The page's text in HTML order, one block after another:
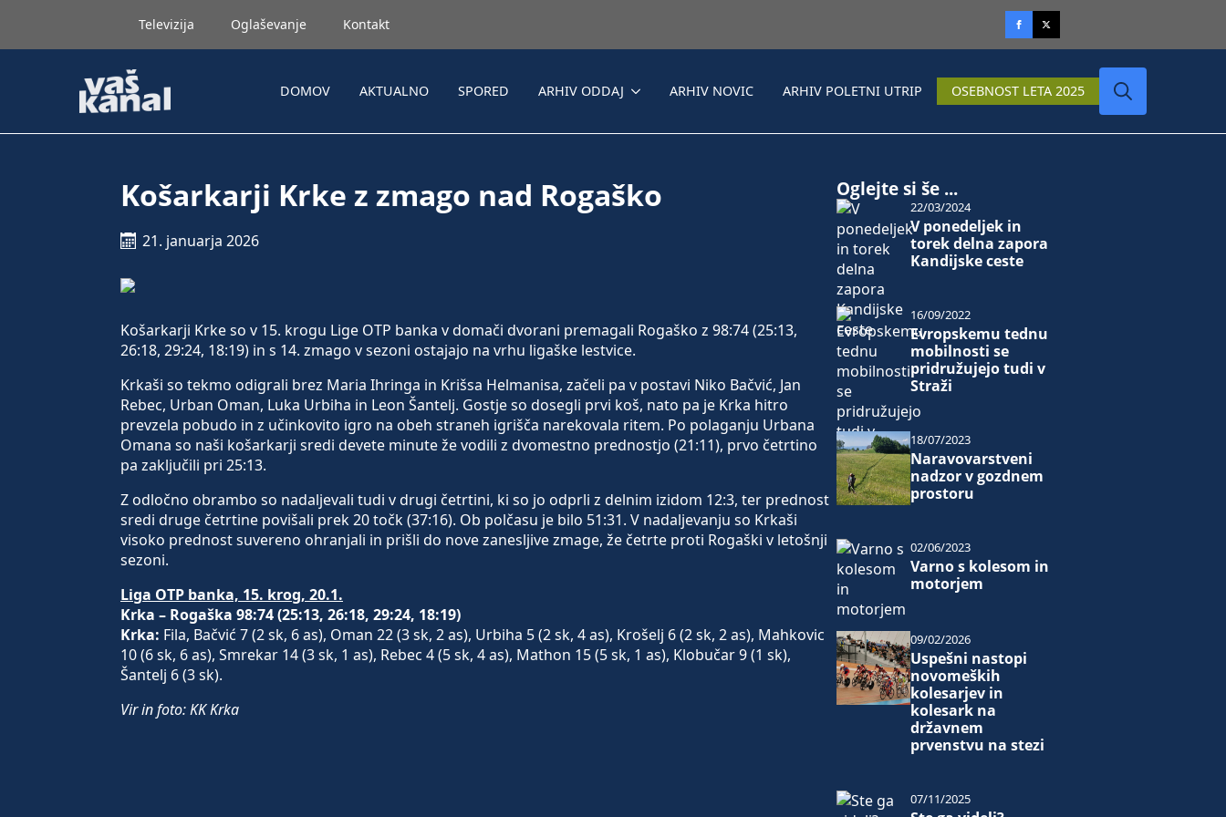
Televizija Oglaševanje Kontakt
DOMOV AKTUALNO SPORED ARHIV ODDAJ ARHIV NOVIC ARHIV POLETNI UTRIP OSEBNOST LETA 2025
Košarkarji Krke z zmago nad Rogaško
21. januarja 2026
Košarkarji Krke so v 15. krogu Lige OTP banka v domači dvorani premagali Rogaško z 98:74 (25:13,
26:18, 29:24, 18:19) in s 14. zmago v sezoni ostajajo na vrhu ligaške lestvice.
Krkaši so tekmo odigrali brez Maria Ihringa in Krišsa Helmanisa, začeli pa v postavi Niko Bačvić, Jan
Rebec, Urban Oman, Luka Urbiha in Leon Šantelj. Gostje so dosegli prvi koš, nato pa je Krka hitro
prevzela pobudo in z učinkovito igro na obeh straneh igrišča narekovala ritem. Po polaganju Urbana
Omana so naši košarkarji sredi devete minute že vodili z dvomestno prednostjo (21:11), prvo četrtino
pa zaključili pri 25:13.
Z odločno obrambo so nadaljevali tudi v drugi četrtini, ki so jo odprli z delnim izidom 12:3, ter prednost
sredi druge četrtine povišali prek 20 točk (37:16). Ob polčasu je bilo 51:31. V nadaljevanju so Krkaši
visoko prednost suvereno ohranjali in prišli do nove zanesljive zmage, že četrte proti Rogaški v letošnji
sezoni.
Liga OTP banka, 15. krog, 20.1.
Krka – Rogaška 98:74 (25:13, 26:18, 29:24, 18:19)
Krka: Fila, Bačvić 7 (2 sk, 6 as), Oman 22 (3 sk, 2 as), Urbiha 5 (2 sk, 4 as), Krošelj 6 (2 sk, 2 as), Mahkovic
10 (6 sk, 6 as), Smrekar 14 (3 sk, 1 as), Rebec 4 (5 sk, 4 as), Mathon 15 (5 sk, 1 as), Klobučar 9 (1 sk),
Šantelj 6 (3 sk).
Vir in foto: KK Krka
Oglejte si še ...
V ponedeljek in
torek delna zapora
Kandijske ceste
22/03/2024
Evropskemu tednu
mobilnosti se
pridružujejo tudi v
Straži
16/09/2022
Naravovarstveni
nadzor v gozdnem
prostoru
18/07/2023
Varno s kolesom in
motorjem
02/06/2023
Uspešni nastopi
novomeških
kolesarjev in
kolesark na
državnem
prvenstvu na stezi
09/02/2026
07/11/2025